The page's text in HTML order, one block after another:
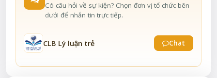
Có câu hỏi về sự kiện? Chọn đơn vị tổ chức bên
dưới để nhắn tin trực tiếp.
CLB Lý luận trẻ Chat